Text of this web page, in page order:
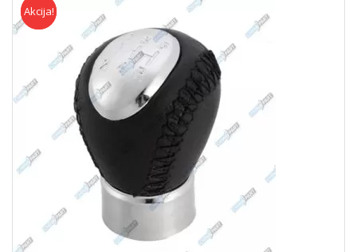
Akcija
Akcija!